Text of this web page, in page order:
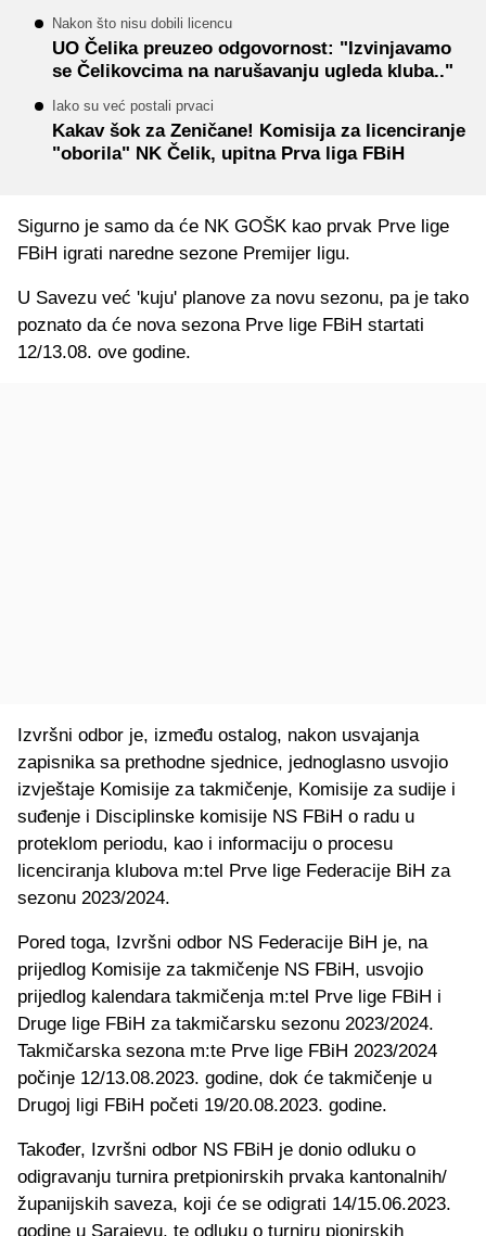
Nakon što nisu dobili licencu
UO Čelika preuzeo odgovornost: "Izvinjavamo
se Čelikovcima na narušavanju ugleda kluba.."
Iako su već postali prvaci
Kakav šok za Zeničane! Komisija za licenciranje
"oborila" NK Čelik, upitna Prva liga FBiH
Sigurno je samo da će NK GOŠK kao prvak Prve lige
FBiH igrati naredne sezone Premijer ligu.
U Savezu već 'kuju' planove za novu sezonu, pa je tako
poznato da će nova sezona Prve lige FBiH startati
12/13.08. ove godine.
Izvršni odbor je, između ostalog, nakon usvajanja
zapisnika sa prethodne sjednice, jednoglasno usvojio
izvještaje Komisije za takmičenje, Komisije za sudije i
suđenje i Disciplinske komisije NS FBiH o radu u
proteklom periodu, kao i informaciju o procesu
licenciranja klubova m:tel Prve lige Federacije BiH za
sezonu 2023/2024.
Pored toga, Izvršni odbor NS Federacije BiH je, na
prijedlog Komisije za takmičenje NS FBiH, usvojio
prijedlog kalendara takmičenja m:tel Prve lige FBiH i
Druge lige FBiH za takmičarsku sezonu 2023/2024.
Takmičarska sezona m:te Prve lige FBiH 2023/2024
počinje 12/13.08.2023. godine, dok će takmičenje u
Drugoj ligi FBiH početi 19/20.08.2023. godine.
Također, Izvršni odbor NS FBiH je donio odluku o
odigravanju turnira pretpionirskih prvaka kantonalnih/
županijskih saveza, koji će se odigrati 14/15.06.2023.
godine u Sarajevu, te odluku o turniru pionirskih